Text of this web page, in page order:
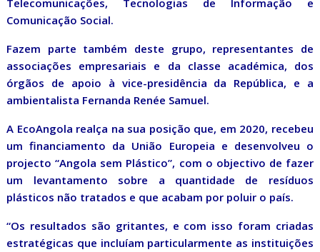
Telecomunicações, Tecnologias de Informação e
Comunicação Social.
Fazem parte também deste grupo, representantes de
associações empresariais e da classe académica, dos
órgãos de apoio à vice-presidência da República, e a
ambientalista Fernanda Renée Samuel.
A EcoAngola realça na sua posição que, em 2020, recebeu
um financiamento da União Europeia e desenvolveu o
projecto “Angola sem Plástico”, com o objectivo de fazer
um levantamento sobre a quantidade de resíduos
plásticos não tratados e que acabam por poluir o país.
“Os resultados são gritantes, e com isso foram criadas
estratégicas que incluíam particularmente as instituições